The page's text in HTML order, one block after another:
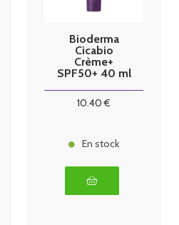
Bioderma
Cicabio
Crème+
SPF50+ 40 ml
10.40 €
En stock